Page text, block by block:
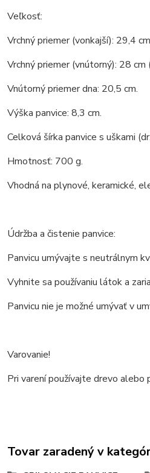
Veľkosť:
Vrchný priemer (vonkajší): 29,4
Vrchný priemer (vnútorný): 28 cm
Vnútorný priemer dna: 20,5 cm.
Výška panvice: 8,3 cm.
Celková šírka panvice s uškami
Hmotnosť: 700 g.
Vhodná na plynové, keramické,
Údržba a čistenie panvice:
Panvicu umývajte s neutrálnym
Vyhnite sa používaniu látok a
Panvicu nie je možné umývať v
Varovanie!
Pri varení používajte drevo
Tovar zaradený v